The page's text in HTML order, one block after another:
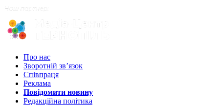
Про нас
Зворотній зв’язок
Співпраця
Реклама
Повідомити новину
Редакційна політика